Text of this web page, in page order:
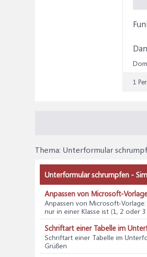
1
Thema: Unterformular
Unterformular schrumpfen -
Anpassen von Microsoft-
Anpassen von Microsoft-Vorlage
nur in einer Klasse ist (1, 2 oder 3
Schriftart einer Tabelle im
Schriftart einer Tabelle im
Grüßen